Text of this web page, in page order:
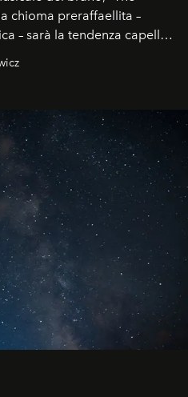
chioma preraffaellita –
– sarà la tendenza capelli